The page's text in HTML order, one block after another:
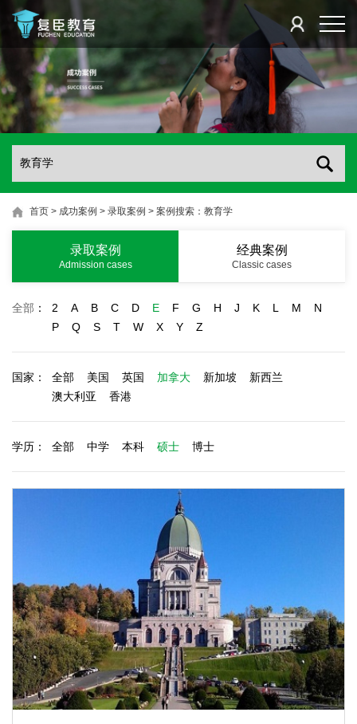
首页 > 成功案例 > 录取案例 > 案例搜索：教育学
录取案例
Admission cases
经典案例
Classic cases
全部 ： 2 A B C D E F G H J K L M
N
P
Q S T W X Y Z
国家： 全部 美国 英国 加拿大 新加坡
新西兰
澳大利亚
香港
学历： 全部 中学 本科 硕士 博士